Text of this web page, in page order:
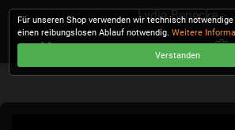
Lydia Benecke
Für unseren Shop verwenden wir technisch
einen reibungslosen Ablauf notwendig.Weitere
Verstanden